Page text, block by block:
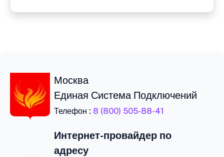
Москва
Единая Система Подключений
Телефон : 8 (800) 505-88-41
Интернет-провайдер по
адресу